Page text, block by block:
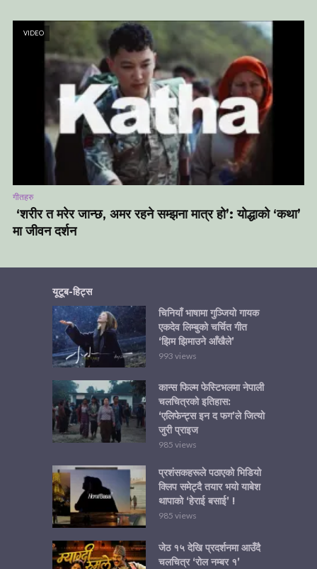
VIDEO
गीतहरु
‘शरीर त मरेर जान्छ, अमर रहने सम्झना मात्र हो’: योद्धाको ‘कथा’
मा जीवन दर्शन
यूटूब-हिट्स
चिनियाँ भाषामा गुञ्जियो गायक
एकदेव लिम्बुको चर्चित गीत
‘झिम झिमाउने आँखैले’
993 views
कान्स फिल्म फेस्टिभलमा नेपाली
चलचित्रको इतिहास:
‘एलिफेन्ट्स इन द फग’ले जित्यो
जुरी प्राइज
985 views
प्रशंसकहरूले पठाएको भिडियो
क्लिप समेट्दै तयार भयो याबेश
थापाको ‘हेराई बसाई’ !
985 views
जेठ १५ देखि प्रदर्शनमा आउँदै
चलचित्र ‘रोल नम्बर १’